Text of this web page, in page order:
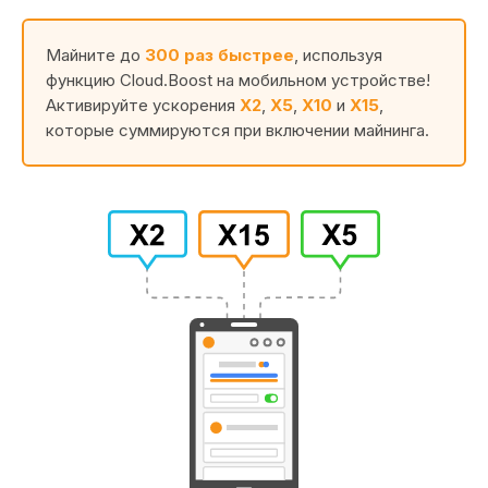
Майните до 300 раз быстрее , используя
функцию Cloud.Boost на мобильном устройстве!
Активируйте ускорения X2 X5 X10 и X15
которые суммируются при включении майнинга.